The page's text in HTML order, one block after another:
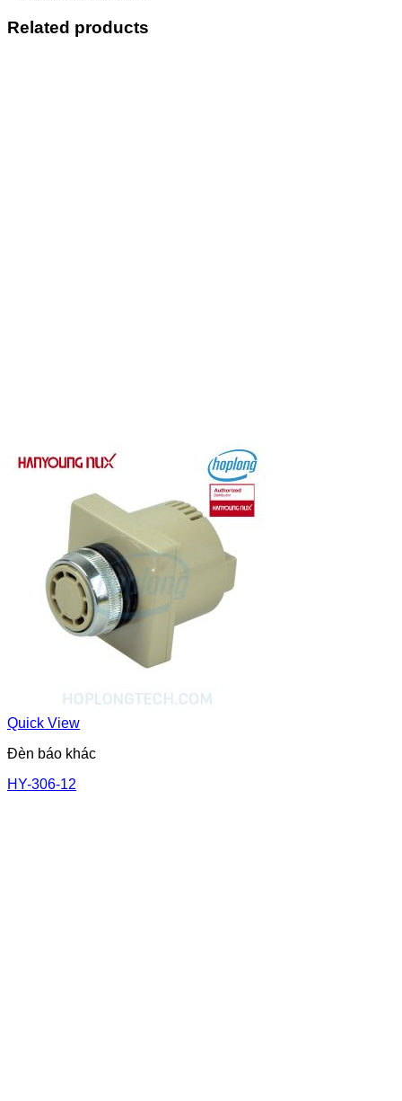
Related products
Quick View
Đèn báo khác
HY-306-12